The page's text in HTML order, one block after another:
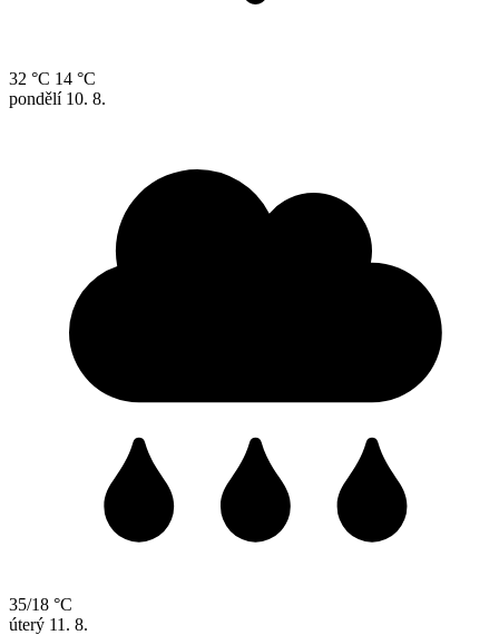
32 °C 14 °C
pondělí 10. 8.
35/18 °C
úterý 11. 8.